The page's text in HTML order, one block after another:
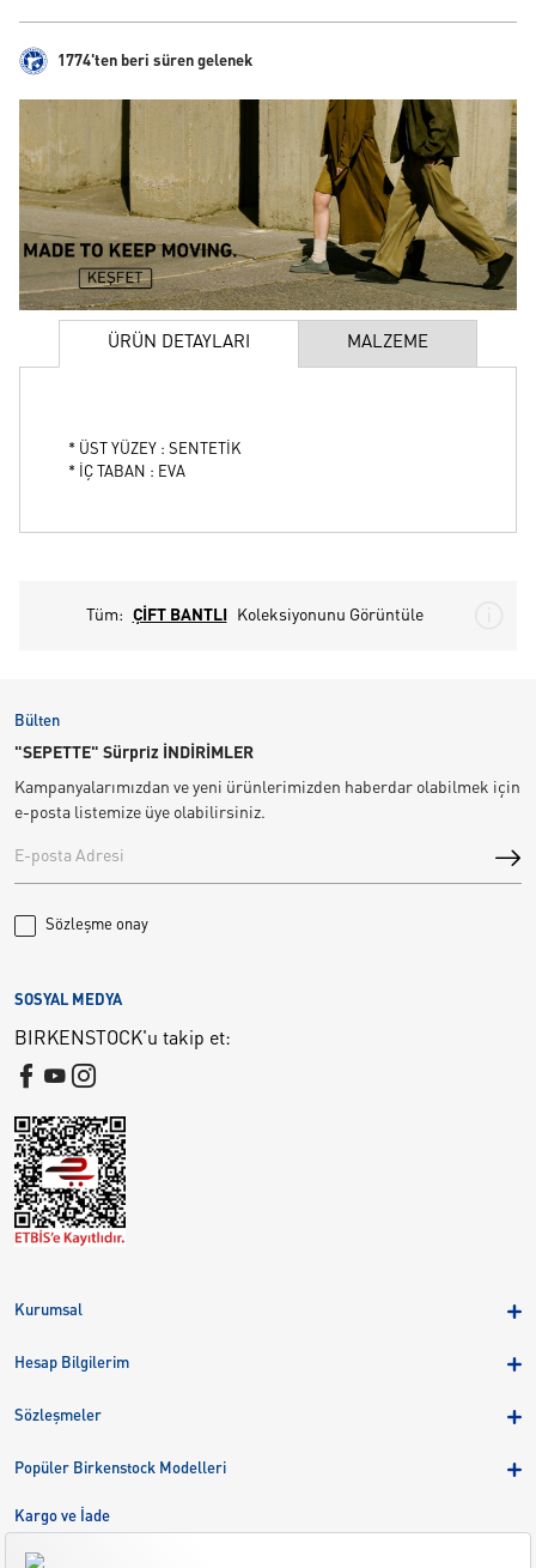
1774'ten beri süren gelenek
ÜRÜN DETAYLARI MALZEME
* ÜST YÜZEY : SENTETİK
* İÇ TABAN : EVA
Tüm: ÇİFT BANTLI Koleksiyonunu Görüntüle
Bülten
"SEPETTE" Sürpriz İNDİRİMLER
Kampanyalarımızdan ve yeni ürünlerimizden haberdar olabilmek için
e-posta listemize üye olabilirsiniz.
Sözleşme onay
Kurumsal
Birkenstock Group
Kariyer
Hesap Bilgilerim
Sipariş Takibi
Sözleşmeler
Kargo ve İade
Çerez Tercihlerini Yönetin
Popüler Birkenstock Modelleri
Kargo ve İade
Bize Ulaşın
SOSYAL MEDYA
BIRKENSTOCK'u takip et: